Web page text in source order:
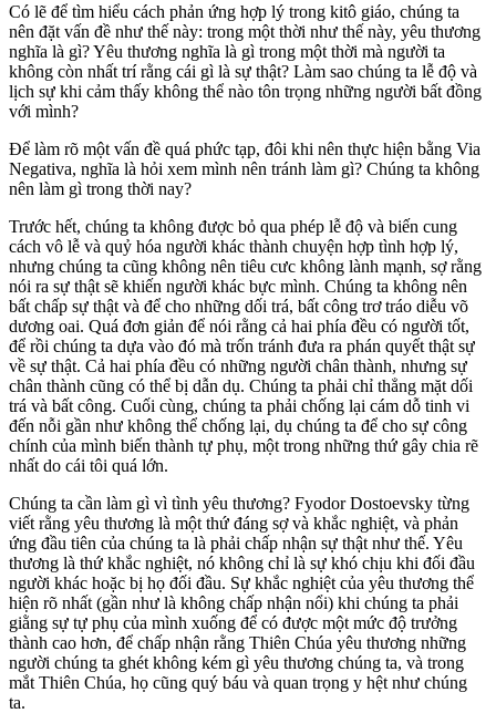
Có lẽ để tìm hiểu cách phản ứng hợp lý trong kitô giáo, chúng ta
nên đặt vấn đề như thế này: trong một thời như thế này, yêu thương
nghĩa là gì? Yêu thương nghĩa là gì trong một thời mà người ta
không còn nhất trí rằng cái gì là sự thật? Làm sao chúng ta lễ độ và
lịch sự khi cảm thấy không thể nào tôn trọng những người bất đồng
với mình?
Để làm rõ một vấn đề quá phức tạp, đôi khi nên thực hiện bằng Via
Negativa, nghĩa là hỏi xem mình nên tránh làm gì? Chúng ta không
nên làm gì trong thời nay?
Trước hết, chúng ta không được bỏ qua phép lễ độ và biến cung
cách vô lễ và quỷ hóa người khác thành chuyện hợp tình hợp lý,
nhưng chúng ta cũng không nên tiêu cưc không lành mạnh, sợ rằng
nói ra sự thật sẽ khiến người khác bực mình. Chúng ta không nên
bất chấp sự thật và để cho những dối trá, bất công trơ tráo diễu võ
dương oai. Quá đơn giản để nói rằng cả hai phía đều có người tốt,
để rồi chúng ta dựa vào đó mà trốn tránh đưa ra phán quyết thật sự
về sự thật. Cả hai phía đều có những người chân thành, nhưng sự
chân thành cũng có thể bị dẫn dụ. Chúng ta phải chỉ thẳng mặt dối
trá và bất công. Cuối cùng, chúng ta phải chống lại cám dỗ tinh vi
đến nỗi gần như không thể chống lại, dụ chúng ta để cho sự công
chính của mình biến thành tự phụ, một trong những thứ gây chia rẽ
nhất do cái tôi quá lớn.
Chúng ta cần làm gì vì tình yêu thương? Fyodor Dostoevsky từng
viết rằng yêu thương là một thứ đáng sợ và khắc nghiệt, và phản
ứng đầu tiên của chúng ta là phải chấp nhận sự thật như thế. Yêu
thương là thứ khắc nghiệt, nó không chỉ là sự khó chịu khi đối đầu
người khác hoặc bị họ đối đầu. Sự khắc nghiệt của yêu thương thể
hiện rõ nhất (gần như là không chấp nhận nổi) khi chúng ta phải
giằng sự tự phụ của mình xuống để có được một mức độ trưởng
thành cao hơn, để chấp nhận rằng Thiên Chúa yêu thương những
người chúng ta ghét không kém gì yêu thương chúng ta, và trong
mắt Thiên Chúa, họ cũng quý báu và quan trọng y hệt như chúng
ta.